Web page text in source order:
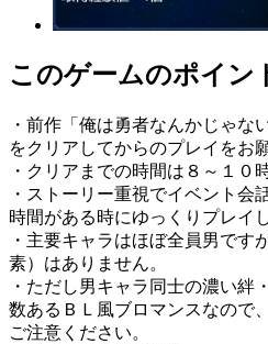
このゲームのポイン
・前作「俺は勇者なんかじゃな
をクリアしてからのプレイをお
・クリアまでの時間は８～１０
・ストーリー重視でイベント会
時間がある時にゆっくりプレイ
・主要キャラはほぼ全員男です
素）はありません。
・ただし男キャラ同士の濃い絆
数あるＢＬ風ブロマンスなので
ご注意ください。